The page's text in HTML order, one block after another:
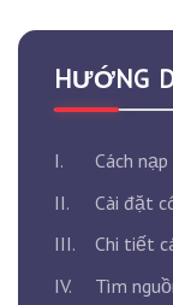
HƯỚNG
I.
Cách
II.
Cài đặt
III.
Chi tiết
IV.
Tìm